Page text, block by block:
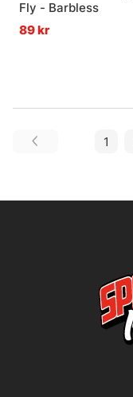
Fly - Barbless
89 kr
1